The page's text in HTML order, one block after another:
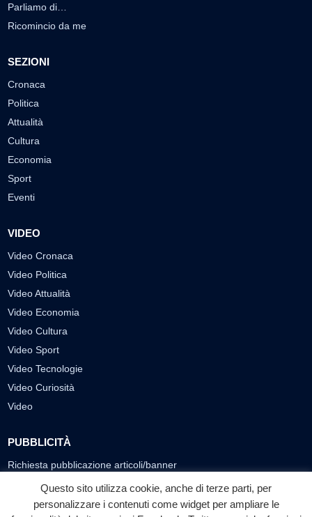
Parliamo di…
Ricomincio da me
SEZIONI
Cronaca
Politica
Attualità
Cultura
Economia
Sport
Eventi
VIDEO
Video Cronaca
Video Politica
Video Attualità
Video Economia
Video Cultura
Video Sport
Video Tecnologie
Video Curiosità
Video
PUBBLICITÀ
Richiesta pubblicazione articoli/banner
SEGUICI SUI SOCIAL
Questo sito utilizza cookie, anche di terze parti, per
personalizzare i contenuti come widget per ampliare le